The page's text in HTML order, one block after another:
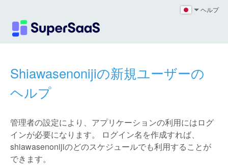
ヘルプ
Shiawasenonijiの新規ユーザーの
ヘルプ
管理者の設定により、アプリケーションの利用にはログ
インが必要になります。 ログイン名を作成すれば、
shiawasenonijiのどのスケジュールでも利用することが
できます。